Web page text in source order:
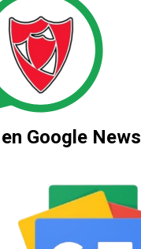
Google News